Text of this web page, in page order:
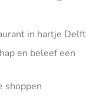
in hartje Delft
en beleef een
shoppen